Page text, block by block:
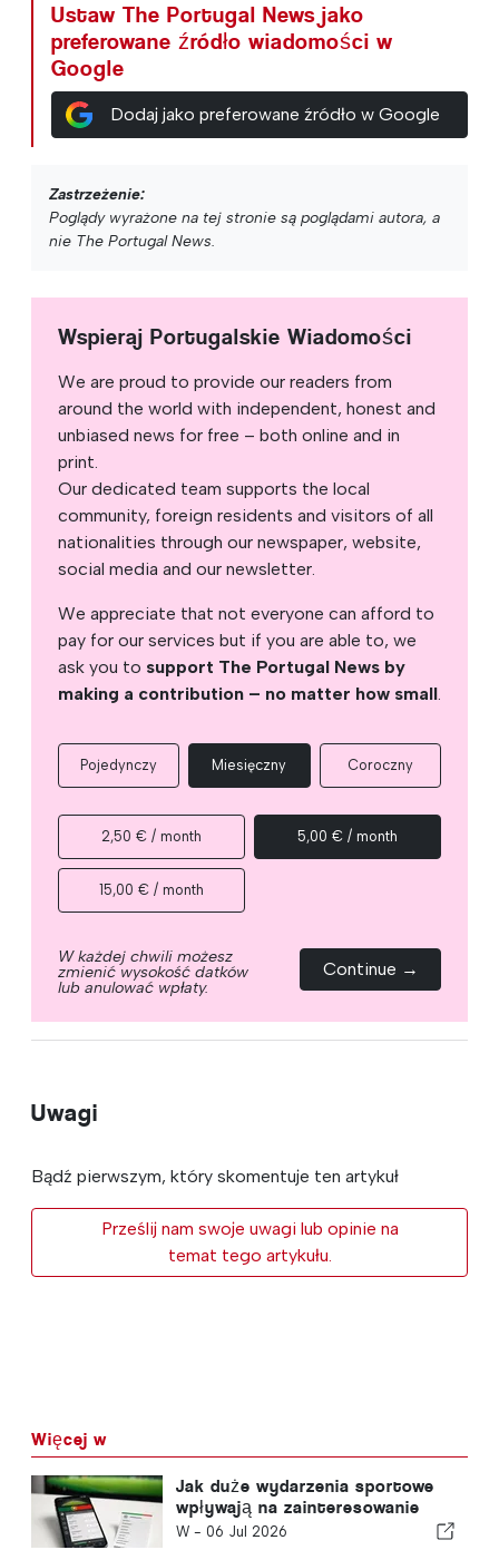
Ustaw The Portugal News jako
preferowane źródło wiadomości w
Google
Dodaj jako preferowane źródło w Google
Zastrzeżenie:
Poglądy wyrażone na tej stronie są poglądami autora, a
nie The Portugal News.
Wspieraj Portugalskie Wiadomości
We are proud to provide our readers from
around the world with independent, honest and
unbiased news for free – both online and in
print.
Our dedicated team supports the local
community, foreign residents and visitors of all
nationalities through our newspaper, website,
social media and our newsletter.
We appreciate that not everyone can afford to
pay for our services but if you are able to, we
ask you to support The Portugal News by
making a contribution – no matter how small.
Pojedynczy Miesięczny Coroczny
2,50 € / month 5,00 € / month
15,00 € / month
W każdej chwili możesz
zmienić wysokość datków
lub anulować wpłaty.
Continue →
Uwagi
Bądź pierwszym, który skomentuje ten artykuł
Prześlij nam swoje uwagi lub opinie na
temat tego artykułu.
Więcej w
Jak duże wydarzenia sportowe
wpływają na zainteresowanie
zakładami online w Portugalii
W - 06 Jul 2026